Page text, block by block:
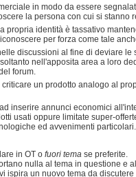
in modo da essere
la persona con cui si stanno
propria identità è tassativo
per forza come tale
discussioni al fine di deviare
nell'apposita area a loro
forum.
un prodotto analogo al
inserire annunci economici
usati oppure limitate super-
ed avvenimenti particolari.
in OT o fuori tema se preferite.
nulla al tema in questione e
ispira un nuovo tema da discutere